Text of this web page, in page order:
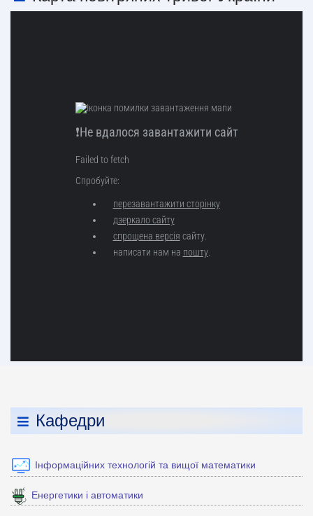
Кафедри
Інформаційних технологій та вищої математики
Енергетики і автоматики